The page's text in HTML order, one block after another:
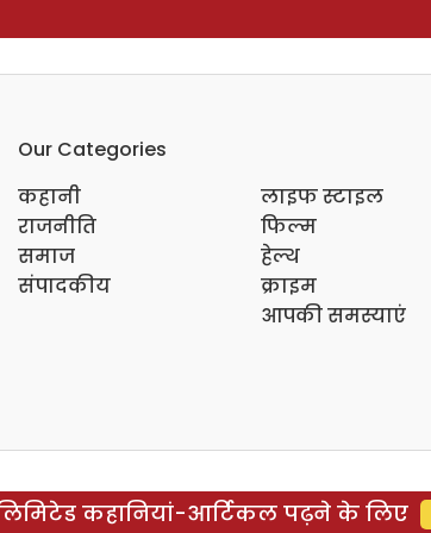
Our Categories
कहानी
राजनीति
समाज
संपादकीय
लाइफ स्टाइल
फिल्म
हेल्थ
क्राइम
आपकी समस्याएं
कहानियां-आर्टिकल पढ़ने के लिए